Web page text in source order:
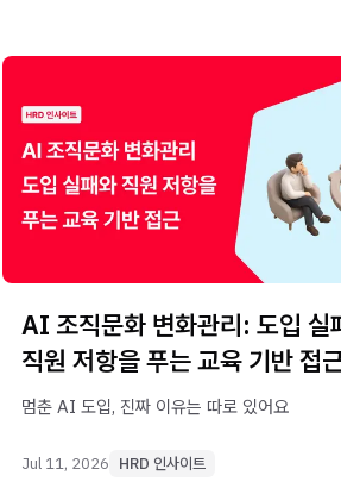
AI 조직문화 변화관리: 도입 실
직원 저항을 푸는 교육 기반 접
멈춘 AI 도입, 진짜 이유는 따로 있어요
Jul 11, 2026 HRD 인사이트